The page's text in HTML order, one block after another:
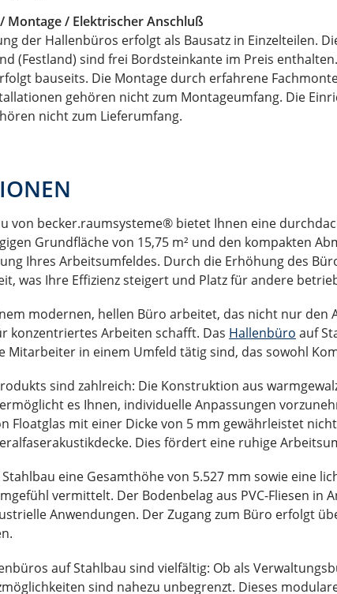
Montage / Elektrischer Anschluß
der Hallenbüros erfolgt als Bausatz in Einzelteilen.
(Festland) sind frei Bordsteinkante im Preis
bauseits. Die Montage durch erfahrene
gehören nicht zum Montageumfang. Die
nicht zum Lieferumfang.
von becker.raumsysteme® bietet Ihnen eine
Grundfläche von 15,75 m² und den kompakten
Ihres Arbeitsumfeldes. Durch die Erhöhung des
was Ihre Effizienz steigert und Platz für andere
modernen, hellen Büro arbeitet, das nicht nur
konzentriertes Arbeiten schafft. Das Hallenbüro auf
Mitarbeiter in einem Umfeld tätig sind, das sowohl
sind zahlreich: Die Konstruktion aus
es Ihnen, individuelle Anpassungen
Floatglas mit einer Dicke von 5 mm gewährleistet
Dies fördert eine ruhige
eine Gesamthöhe von 5.527 mm sowie eine
vermittelt. Der Bodenbelag aus PVC-Fliesen
Anwendungen. Der Zugang zum Büro erfolgt
auf Stahlbau sind vielfältig: Ob als
sind nahezu unbegrenzt. Dieses